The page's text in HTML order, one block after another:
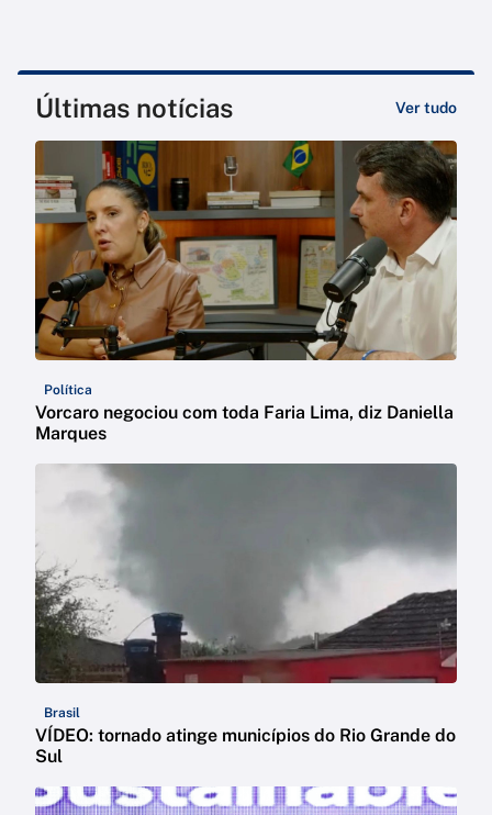
Últimas notícias Ver tudo
Política
Vorcaro negociou com toda Faria Lima, diz Daniella
Marques
Brasil
VÍDEO: tornado atinge municípios do Rio Grande do
Sul